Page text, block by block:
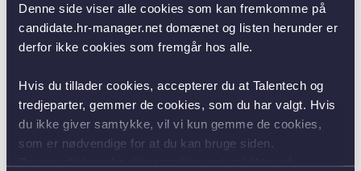
Denne side viser alle cookies som kan fremkomme på
candidate.hr-manager.net domænet og listen herunder er
derfor ikke cookies som fremgår hos alle.
Hvis du tillader cookies, accepterer du at Talentech og
tredjeparter, gemmer de cookies, som du har valgt. Hvis
du ikke giver samtykke, vil vi kun gemme de cookies,
som er nødvendige for at du kan bruge siden.